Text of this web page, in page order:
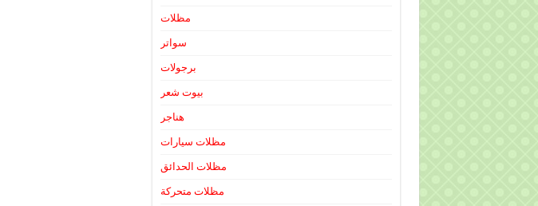
مظلات
سواتر
برجولات
بيوت شعر
هناجر
مظلات سيارات
مظلات الحدائق
مظلات متحركة